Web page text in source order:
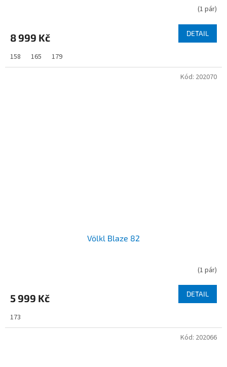
(1 pár)
8 999 Kč DETAIL
158 165 179
Völkl Blaze 82
(1 pár)
5 999 Kč DETAIL
173
Kód: 202070
Kód: 202066